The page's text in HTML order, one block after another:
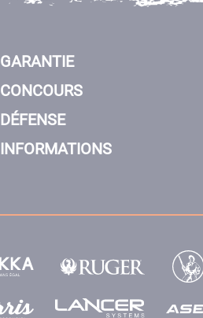
GARANTIE
CONCOURS
DÉFENSE
INFORMATIONS